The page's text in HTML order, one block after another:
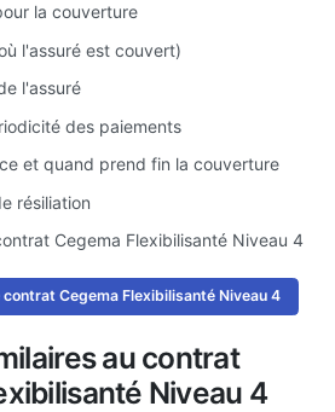
la couverture
l'assuré est couvert)
l'assuré
des paiements
et quand prend fin la couverture
résiliation
Cegema Flexibilisanté Niveau 4
contrat Cegema Flexibilisanté Niveau 4
au contrat
Niveau 4